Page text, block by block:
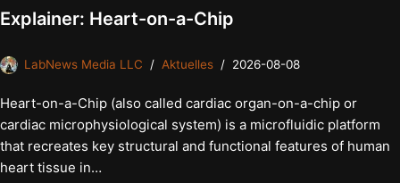
Explainer: Heart-on-a-Chip
LabNews Media LLC Aktuelles 2026-08-08
Heart-on-a-Chip (also called cardiac organ-on-a-chip or
cardiac microphysiological system) is a microfluidic platform
that recreates key structural and functional features of human
heart tissue in…